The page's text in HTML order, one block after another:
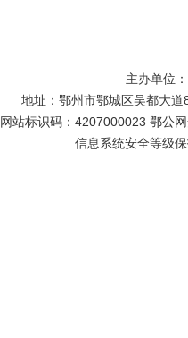
主办单位
地址：鄂州市鄂城区吴都大
网站标识码：4207000023 鄂公
信息系统安全等级